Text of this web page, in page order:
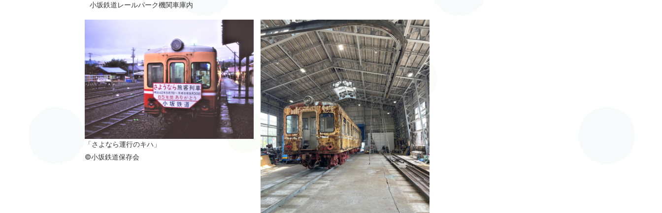
小坂鉄道レールパーク機関車庫内
「さよなら運行のキハ」
©小坂鉄道保存会